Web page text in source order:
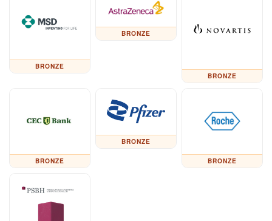
BRONZE
BRONZE
BRONZE
BRONZE
BRONZE
BRONZE